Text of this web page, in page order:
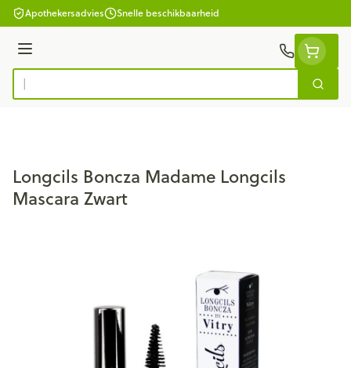
Ga naar de inhoud
Apothekersadvies Snelle beschikbaarheid
Menu
Product, merk, categorie...
Zoek
Longcils Boncza Madame Longcils
Mascara Zwart